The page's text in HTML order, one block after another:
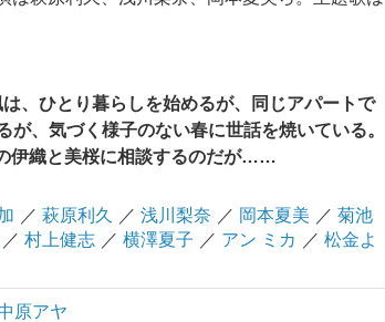
、ひとり暮らしを始めるが、同じアパートで
、気づく様子のない春に世話を焼いている。
伊織と美桜に相談するのだが……
／ 萩原利久 ／ 浅川梨奈 ／ 岡本夏美 ／ 菊池
／ 村上健志 ／ 横澤夏子 ／ アン ミカ ／ 松金よ
原アヤ